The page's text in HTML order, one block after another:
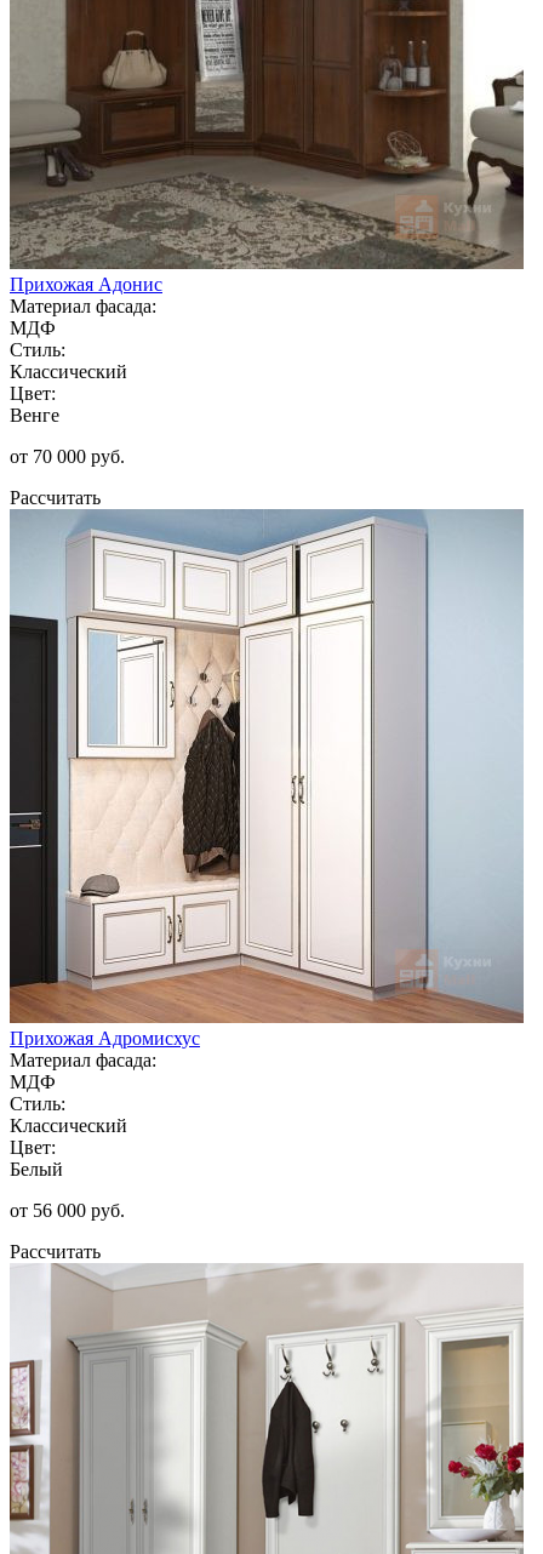
Прихожая Адонис
Материал фасада:
МДФ
Стиль:
Классический
Цвет:
Венге
от 70 000 руб.
Рассчитать
Прихожая Адромисхус
Материал фасада:
МДФ
Стиль:
Классический
Цвет:
Белый
от 56 000 руб.
Рассчитать